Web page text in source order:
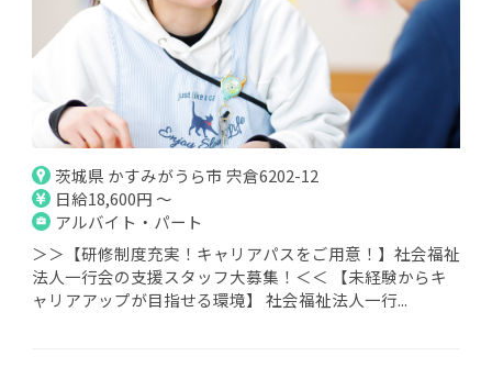
茨城県 かすみがうら市 宍倉6202-12
日給18,600円 ～
アルバイト・パート
＞＞【研修制度充実！キャリアパスをご用意！】社会福祉
法人一行会の支援スタッフ大募集！＜＜ 【未経験からキ
ャリアアップが目指せる環境】 社会福祉法人一行...